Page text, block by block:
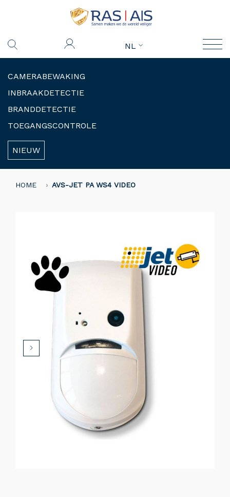
NL
CAMERABEWAKING
INBRAAKDETECTIE
BRANDDETECTIE
TOEGANGSCONTROLE
NIEUW
HOME AVS-JET PA WS4 VIDEO